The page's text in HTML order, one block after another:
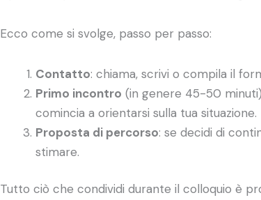
Ecco come si svolge, passo per passo:
Contatto: chiama, scrivi o compila il
Primo incontro (in genere 45-50
comincia a orientarsi sulla tua situazione.
Proposta di percorso: se decidi di
stimare.
Tutto ciò che condividi durante il colloquio è